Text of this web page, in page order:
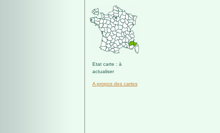
Etat carte : à
actualiser
A propos des cartes